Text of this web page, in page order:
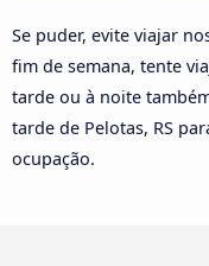
Se puder, evite viajar
fim de semana, tente
tarde ou à noite
tarde de Pelotas, RS
ocupação.